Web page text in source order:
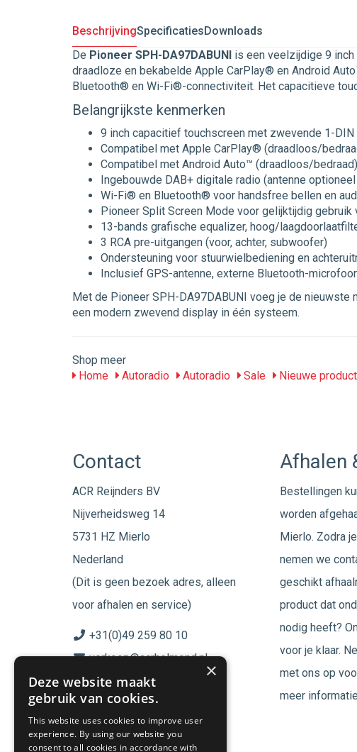
BeschrijvingSpecificatiesDownloads
De Pioneer SPH-DA97DABUNI is een veelzijdige 9
draadloze en bekabelde Apple CarPlay® en Android
Bluetooth® en Wi-Fi®-connectiviteit. Het capacitieve
Belangrijkste kenmerken
9 inch capacitief touchscreen met zwevende 1-
Compatibel met Apple CarPlay® (draadloos/
Compatibel met Android Auto™ (draadloos/bedraad)
Ingebouwde DAB+ digitale radio (antenne
Wi-Fi® en Bluetooth® voor handsfree bellen en
Pioneer Split Screen Mode voor gelijktijdig gebruik
13-bands grafische equalizer, hoog/
3 RCA pre-uitgangen (voor, achter, subwoofer)
Ondersteuning voor stuurwielbediening en
Inclusief GPS-antenne, externe Bluetooth-
Met de Pioneer SPH-DA97DABUNI voeg je de
een modern zwevend display in één systeem.
Shop meer
Home
Autoradio Autoradio Sale Nieuwe
Contact
ACR Reijnders BV
Nijverheidsweg 14
5731 HZ Mierlo
Nederland
(Dit is geen bezoek adres, alleen
voor afhalen en service)
+31(0)49 259 80 10
verkoop@acrhelmond.nl
KvK nummer: 17025674
Volg ons op
Afhalen
Bestellingen
worden
Mierlo. Zodra
nemen we
geschikt
product dat
nodig heeft?
voor je klaar.
met ons op
meer
×
Deze website maakt
gebruik van cookies.
This website uses cookies to improve user
experience. By using our website you
consent to all cookies in accordance with